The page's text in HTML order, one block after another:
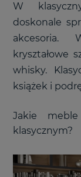
W
doskonale
akcesoria.
kryształowe
whisky.
książek i
Jakie
klasycznym?